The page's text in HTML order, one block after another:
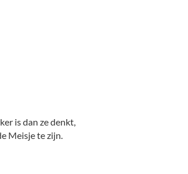
is dan ze denkt,
Meisje te zijn.